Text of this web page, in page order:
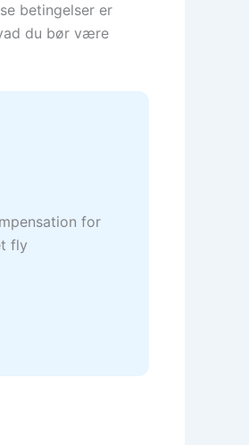
betingelser er
du bør være